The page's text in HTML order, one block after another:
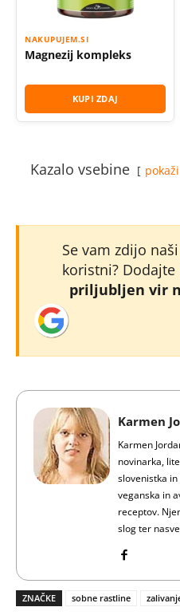
NAKUPUJEM.SI
Magnezij kompleks
KUPI ZDAJ
Kazalo vsebine pokaži
Se vam zdijo
koristni? Dodajte
priljubljen vir
Karmen
Karmen
novinarka,
slovenistka
veganska in
receptov.
slog ter
ZNAČKE sobne rastline